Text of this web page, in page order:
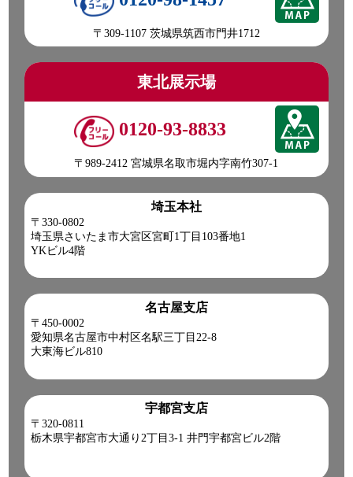
〒309-1107 茨城県筑西市門井1712
東北展示場
0120-93-8833
〒989-2412 宮城県名取市堀内字南竹307-1
埼玉本社
〒330-0802
埼玉県さいたま市大宮区宮町1丁目103番地1
YKビル4階
名古屋支店
〒450-0002
愛知県名古屋市中村区名駅三丁目22-8
大東海ビル810
宇都宮支店
〒320-0811
栃木県宇都宮市大通り2丁目3-1 井門宇都宮ビル2階